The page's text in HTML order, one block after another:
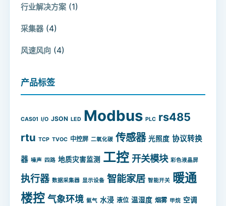
行业解决方案 (1)
采集器 (4)
风速风向 (4)
产品标签
CAS01 I/O JSON LED Modbus PLC rs485
rtu TCP TVOC 中控屏 二氧化碳 传感器 光照度 协议转换
器 噪声 四路 地质灾害监测 工控 开关模块 彩色液晶屏
执行器 数据采集器 显示设备 智能家居 智能开关 暖通
楼控 气象环境 氨气 水浸 液位 温湿度 烟雾 甲烷 空调